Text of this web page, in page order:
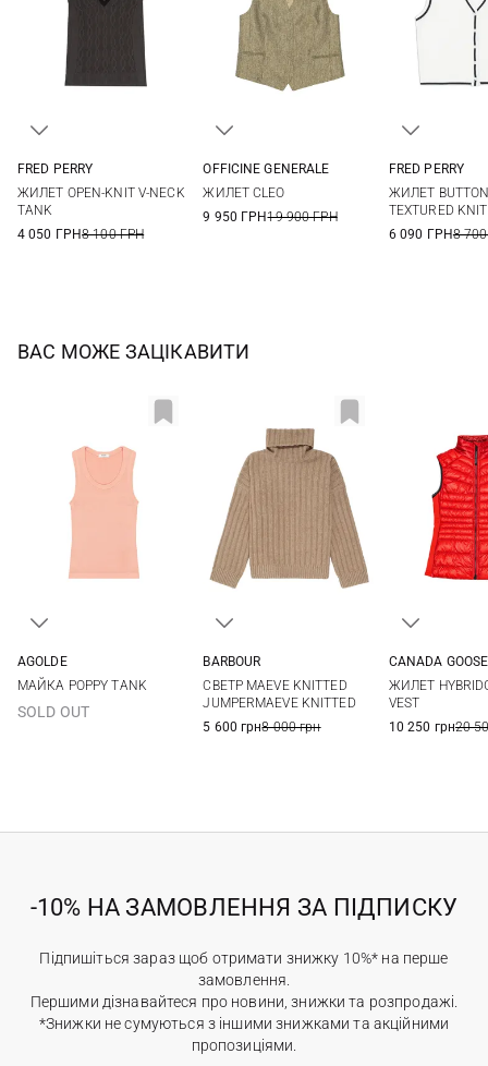
FRED PERRY
ЖИЛЕТ OPEN-KNIT V-NECK
TANK
4 050 ГРН8 100 ГРН
OFFICINE GENERALE
ЖИЛЕТ CLEO
9 950 ГРН19 900 ГРН
FRED PERRY
ЖИЛЕТ
TEXTURED KNIT
6 090 ГРН8
ВАС МОЖЕ ЗАЦІКАВИТИ
AGOLDE
МАЙКА POPPY TANK
SOLD OUT
BARBOUR
СВЕТР MAEVE KNITTED
JUMPERMAEVE KNITTED
5 600 грн8 000 грн
CANADA GOOSE
ЖИЛЕТ
VEST
10 250 грн20
-10% НА ЗАМОВЛЕННЯ ЗА ПІДПИСКУ
Підпишіться зараз щоб отримати знижку 10%* на перше
замовлення.
Першими дізнавайтеся про новини, знижки та розпродажі.
*Знижки не сумуються з іншими знижками та акційними
пропозиціями.